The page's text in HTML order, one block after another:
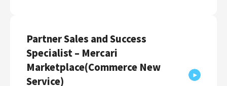
Partner Sales and Success
Specialist – Mercari
Marketplace(Commerce New
Service)